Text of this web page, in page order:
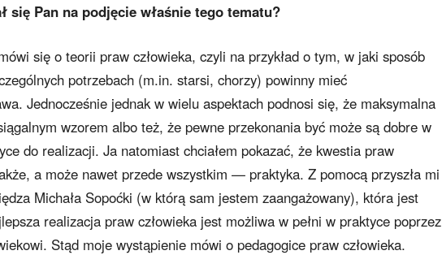
się Pan na podjęcie właśnie tego tematu?
się o teorii praw człowieka, czyli na przykład o tym, w jaki sposób
potrzebach (m.in. starsi, chorzy) powinny mieć
Jednocześnie jednak w wielu aspektach podnosi się, że maksymalna
wzorem albo też, że pewne przekonania być może są dobre w
do realizacji. Ja natomiast chciałem pokazać, że kwestia praw
a może nawet przede wszystkim — praktyka. Z pomocą przyszła mi
Michała Sopoćki (w którą sam jestem zaangażowany), która jest
realizacja praw człowieka jest możliwa w pełni w praktyce poprzez
Stąd moje wystąpienie mówi o pedagogice praw człowieka.